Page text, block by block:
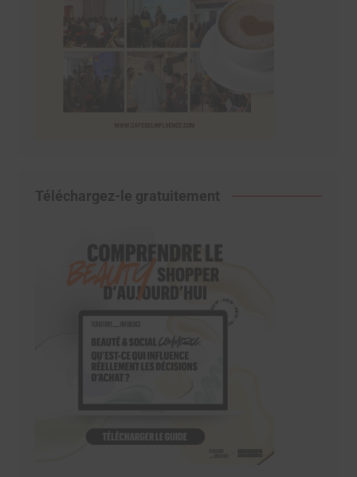
Téléchargez-le gratuitement